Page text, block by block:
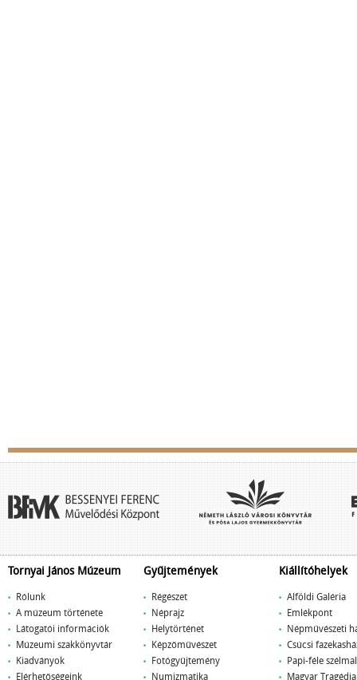
Tornyai János Múzeum
Rólunk
A múzeum története
Látogatói információk
Múzeumi szakkönyvtár
Kiadványok
Elérhetőségeink
Gyűjtemények
Régészet
Néprajz
Helytörténet
Képzőművészet
Fotógyűjtemény
Numizmatika
Kiállítóhelyek
Alföldi Galéria
Emlékpont
Népművészeti
Csúcsi
Papi-féle
Magyar